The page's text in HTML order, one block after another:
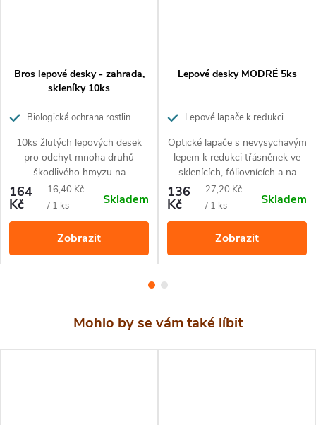
Barvašedá
Používejte biocidy bezpečně. Před použitím si vždy přečtěte
Nekopírujte texty ani fotografie.
Tento text je chráněn
autorským zákonem. K jeho použití potřebujete předchozí
písemný souhlas redakce webu www.hubeni-skudcu.cz
Bros lepové desky - zahrada,
skleníky 10ks
Biologická ochrana rostlin
10ks žlutých lepových desek
pro odchyt mnoha druhů
škodlivého hmyzu na
zahradních a skleníkových
rostlinách a ovocných
drátky k snadnému přichycení
na stromy.
164
Kč
Měrná
cena:
16,40 Kč
/ 1 ks
Skladem
Zobrazit
Lepové desky MODRÉ 5ks
Lepové lapače k redukci
Optické lapače s nevysychavým
lepem k redukci třásněnek ve
sklenících, fóliovnících a na
pokojových rostlinách.
136
Kč
Měrná
cena:
27,20 Kč
/ 1 ks
Skladem
Zobrazit